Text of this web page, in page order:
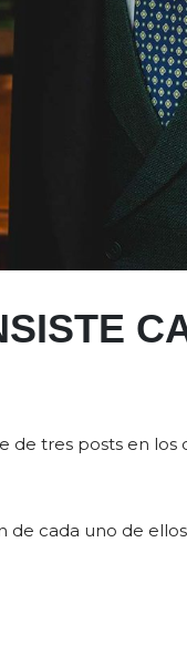
de tres posts en
cada uno de